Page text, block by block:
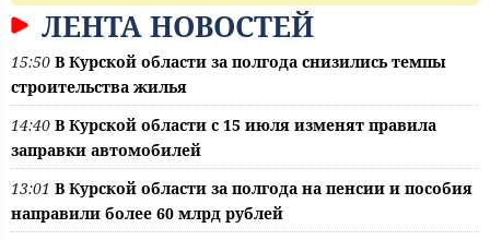
ЛЕНТА НОВОСТЕЙ
15:50 В Курской области за полгода снизились темпы
строительства жилья
14:40 В Курской области с 15 июля изменят правила
заправки автомобилей
13:01 В Курской области за полгода на пенсии и пособия
направили более 60 млрд рублей